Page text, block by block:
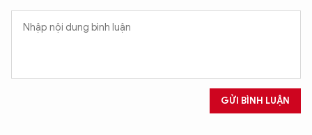
GỬI BÌNH LUẬN
XIN CHÀO,
TÔI LÀ CHATBOT CỦA
Hãy hỏi tôi bất kỳ điều gì bạn cần biết về
An Ninh Thủ Đô nhé. Tôi sẵn sàng hỗ trợ!